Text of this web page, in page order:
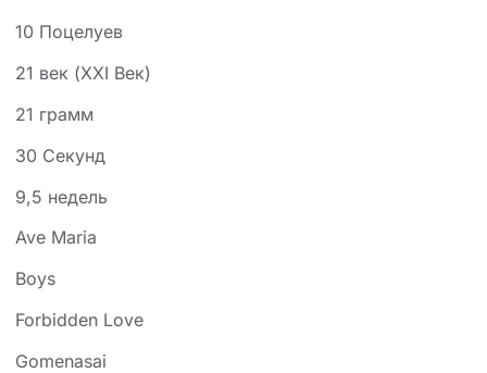
10 Поцелуев
21 век (XXI Век)
21 грамм
30 Секунд
9,5 недель
Ave Maria
Boys
Forbidden Love
Gomenasai